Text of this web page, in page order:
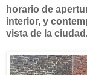
horario de
interior, y
vista de la